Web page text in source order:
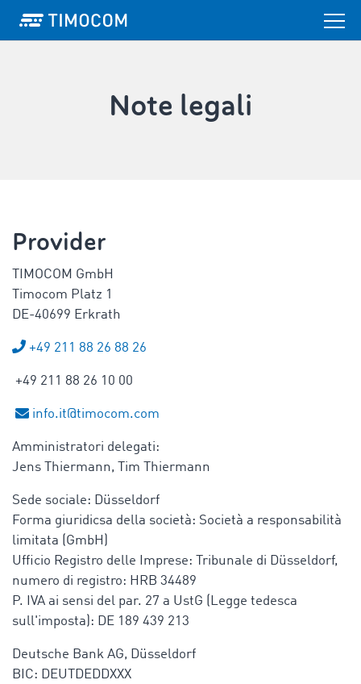
Note legali
Provider
TIMOCOM GmbH
Timocom Platz 1
DE-40699 Erkrath
+49 211 88 26 88 26
+49 211 88 26 10 00
info.it@timocom.com
Amministratori delegati:
Jens Thiermann, Tim Thiermann
Sede sociale: Düsseldorf
Forma giuridicsa della società: Società a responsabilità
limitata (GmbH)
Ufficio Registro delle Imprese: Tribunale di Düsseldorf,
numero di registro: HRB 34489
P. IVA ai sensi del par. 27 a UstG (Legge tedesca
sull'imposta): DE 189 439 213
Deutsche Bank AG, Düsseldorf
BIC: DEUTDEDDXXX